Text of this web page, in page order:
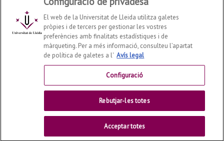
Departament d'Enginyeria Informàtica i Disseny Digital
© | Telf: +34 973 70 27 55
Contactar
Universitat de Lleida
El web de la Universitat de Lleida utilitza galetes
pròpies i de tercers per gestionar les vostres
preferències amb finalitats estadístiques i de
màrqueting. Per a més informació, consulteu l’apartat
de política de galetes a l' Avís legal
Configuració
Rebutjar-les totes
Acceptar totes